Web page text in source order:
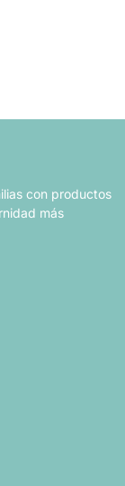
con productos
más